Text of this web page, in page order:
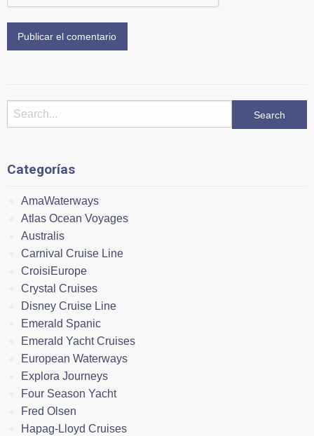
Categorías
AmaWaterways
Atlas Ocean Voyages
Australis
Carnival Cruise Line
CroisiEurope
Crystal Cruises
Disney Cruise Line
Emerald Spanic
Emerald Yacht Cruises
European Waterways
Explora Journeys
Four Season Yacht
Fred Olsen
Hapag-Lloyd Cruises